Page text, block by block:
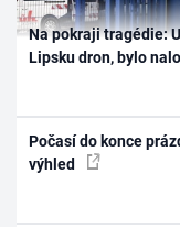
Na pokraji tragédie:
Lipsku dron, bylo
Počasí do konce
výhled